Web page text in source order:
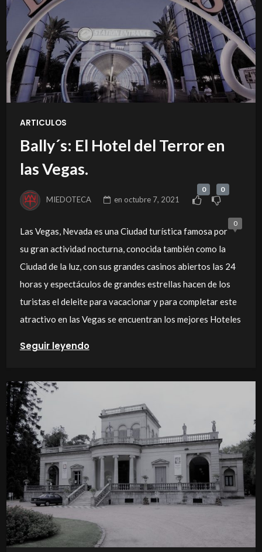
ARTICULOS
Bally´s: El Hotel del Terror en
las Vegas.
MIEDOTECA en octubre 7, 2021
0 0
0
Las Vegas, Nevada es una Ciudad turística famosa por
su gran actividad nocturna, conocida también como la
Ciudad de la luz, con sus grandes casinos abiertos las 24
horas y espectáculos de grandes estrellas hacen de los
turistas el deleite para vacacionar y para completar este
atractivo en las Vegas se encuentran los mejores Hoteles
Seguir leyendo